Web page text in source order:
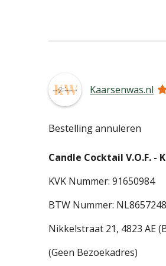
Kaarsenwas.nl
Bestelling annuleren
Candle Cocktail V.O.F. -
KVK Nummer: 91650984
BTW Nummer:
Nikkelstraat 21, 4823 AE
(Geen Bezoekadres)